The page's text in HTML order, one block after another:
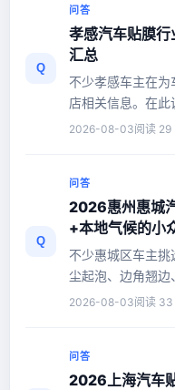
Q
问答
孝感汽车贴膜
汇总
不少孝感车主在
店相关信息。在
职能部门、汽车服
2026-08-03阅读 29
Q
问答
2026惠州惠城
+本地气候的小
不少惠城区车主
尘起泡、边角翘边
题。目前惠州新能
2026-08-03阅读 33
问答
2026上海汽车